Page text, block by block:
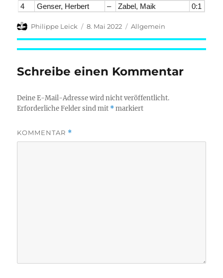
4
Genser, Herbert – Zabel, Maik 0:1
Autor
Philippe Leick
Veröffentlicht
am
8. Mai 2022 Kategorien
Allgemein
Schreibe einen Kommentar
Deine E-Mail-Adresse wird nicht veröffentlicht.
Erforderliche Felder sind mit *markiert
KOMMENTAR *